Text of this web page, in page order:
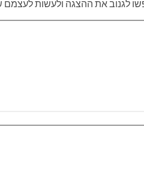
את ההצגה ולעשות לעצמם שם